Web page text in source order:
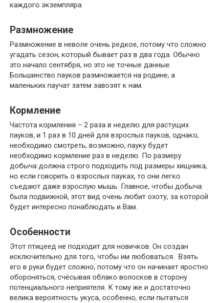
каждого экземпляра.
Размножение
Размножение в неволе очень редкое, потому что сложно
угадать сезон, который бывает раз в два года. Обычно
это начало сентября, но это не точные данные.
Большинство пауков размножается на родине, а
маленьких паучат затем завозят к нам.
Кормление
Частота кормления – 2 раза в неделю для растущих
пауков, и 1 раз в 10 дней для взрослых пауков, однако,
необходимо смотреть, возможно, пауку будет
необходимо кормление раз в неделю. По размеру
добыча должна строго подходить под размеры хищника,
но если говорить о взрослых пауках, то они легко
съедают даже взрослую мышь. Главное, чтобы добыча
была подвижной, этот вид очень любит охоту, за которой
будет интересно понаблюдать и Вам.
Особенности
Этот птицеед не подходит для новичков. Он создан
исключительно для того, чтобы им любоваться. Взять
его в руки будет сложно, потому что он начинает яростно
обороняться, счёсывая облако волосков в сторону
потенциального неприятеля. К тому же и достаточно
велика вероятность укуса, особенно, если пытаться